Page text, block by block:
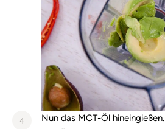
4 Nun das MCT-Öl hineingießen.